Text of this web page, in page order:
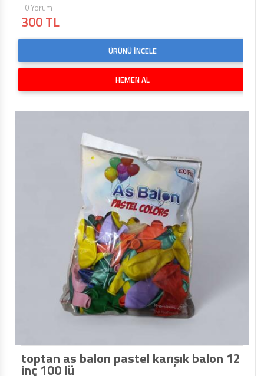
0 Yorum
300 TL
ÜRÜNÜ İNCELE
HEMEN AL
toptan as balon pastel karışık balon 12
inç 100 lü